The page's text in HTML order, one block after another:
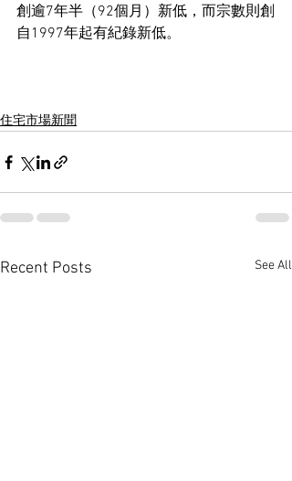
創逾7年半（92個月）新低，而宗數則創
自1997年起有紀錄新低。
住宅市場新聞
Recent Posts See All